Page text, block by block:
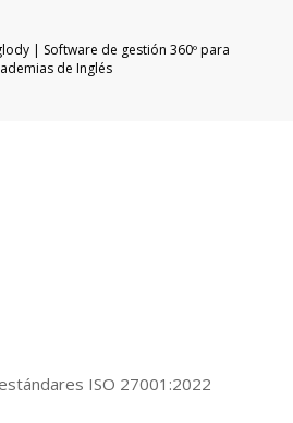
| Software de gestión 360º para
de Inglés
ISO 27001:2022